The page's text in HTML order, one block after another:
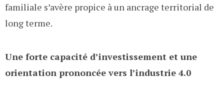
familiale s’avère propice à un ancrage territorial de
long terme.
Une forte capacité d’investissement et une
orientation prononcée vers l’industrie 4.0